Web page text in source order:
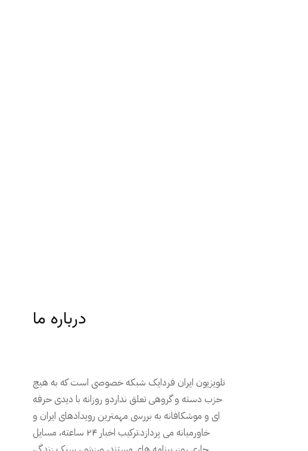
درباره ما
تلویزیون ایران فردایک شبکه خصوصی است که به هیچ
حزب دسته و گروهی تعلق نداردو روزانه با دیدی حرفه
ای و موشکافانه به بررسی مهمترین رویدادهای ایران و
خاورمیانه می پردازد.ترکیب اخبار ۲۴ ساعته، مسایل